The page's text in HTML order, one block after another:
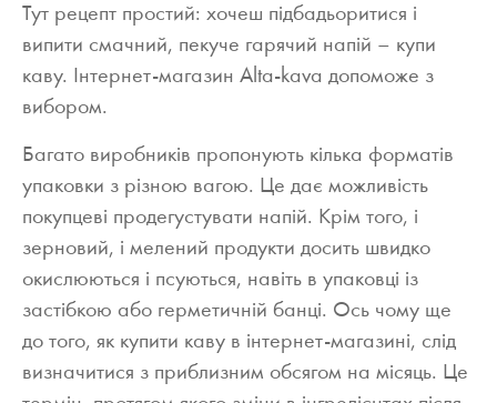
Тут рецепт простий: хочеш підбадьоритися і
випити смачний, пекуче гарячий напій – купи
каву. Інтернет-магазин Alta-kava допоможе з
вибором.
Багато виробників пропонують кілька форматів
упаковки з різною вагою. Це дає можливість
покупцеві продегустувати напій. Крім того, і
зерновий, і мелений продукти досить швидко
окислюються і псуються, навіть в упаковці із
застібкою або герметичній банці. Ось чому ще
до того, як купити каву в інтернет-магазині, слід
визначитися з приблизним обсягом на місяць. Це